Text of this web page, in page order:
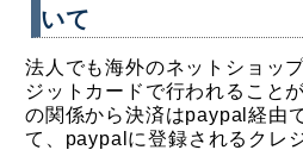
いて
法人でも海外のネットショッ
ジットカードで行われること
の関係から決済はpaypal経由
て、paypalに登録されるクレ